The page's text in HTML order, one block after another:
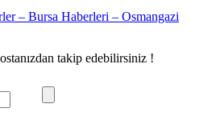
takip edebilirsiniz !